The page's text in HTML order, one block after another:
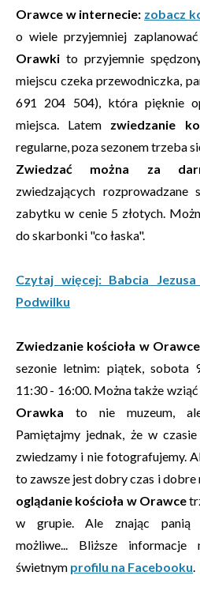
Orawce w internecie: zobacz
o wiele przyjemniej
Orawki to przyjemnie
miejscu czeka przewodniczka,
691 204 504), która pięknie
miejsca. Latem zwiedzanie
regularne, poza sezonem trzeba
Zwiedzać można za
zwiedzających rozprowadzane
zabytku w cenie 5 złotych.
do skarbonki "co łaska".
Czytaj więcej: Babcia
Podwilku
Zwiedzanie kościoła w Orawce
sezonie letnim: piątek, sobota
11:30 - 16:00. Można także
Orawka to nie muzeum,
Pamiętajmy jednak, że w
zwiedzamy i nie fotografujemy.
to zawsze jest dobry czas i dobre
oglądanie kościoła w Orawce
w grupie. Ale znając panią
możliwe... Bliższe informacje
świetnym profilu na Facebooku.